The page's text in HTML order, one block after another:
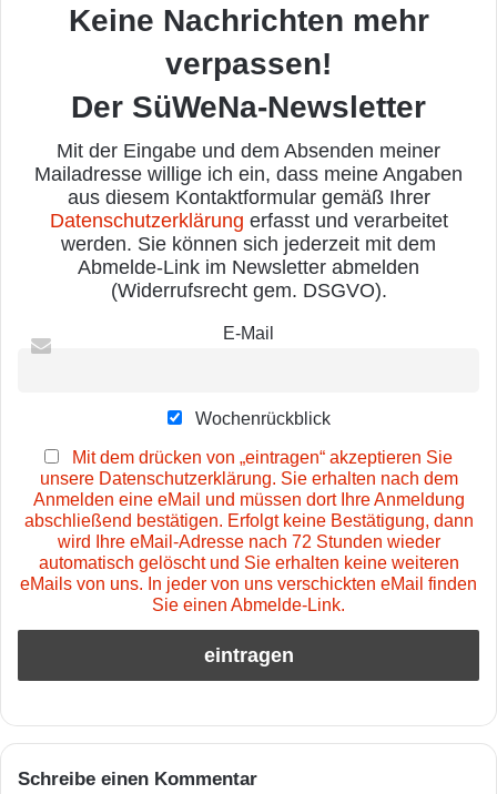
Keine Nachrichten mehr
verpassen!
Der SüWeNa-Newsletter
Mit der Eingabe und dem Absenden meiner
Mailadresse willige ich ein, dass meine Angaben
aus diesem Kontaktformular gemäß Ihrer
Datenschutzerklärung erfasst und verarbeitet
werden. Sie können sich jederzeit mit dem
Abmelde-Link im Newsletter abmelden
(Widerrufsrecht gem. DSGVO).
E-Mail
Wochenrückblick
Mit dem drücken von „eintragen“ akzeptieren Sie
unsere Datenschutzerklärung. Sie erhalten nach dem
Anmelden eine eMail und müssen dort Ihre Anmeldung
abschließend bestätigen. Erfolgt keine Bestätigung, dann
wird Ihre eMail-Adresse nach 72 Stunden wieder
automatisch gelöscht und Sie erhalten keine weiteren
eMails von uns. In jeder von uns verschickten eMail finden
Sie einen Abmelde-Link.
Schreibe einen Kommentar